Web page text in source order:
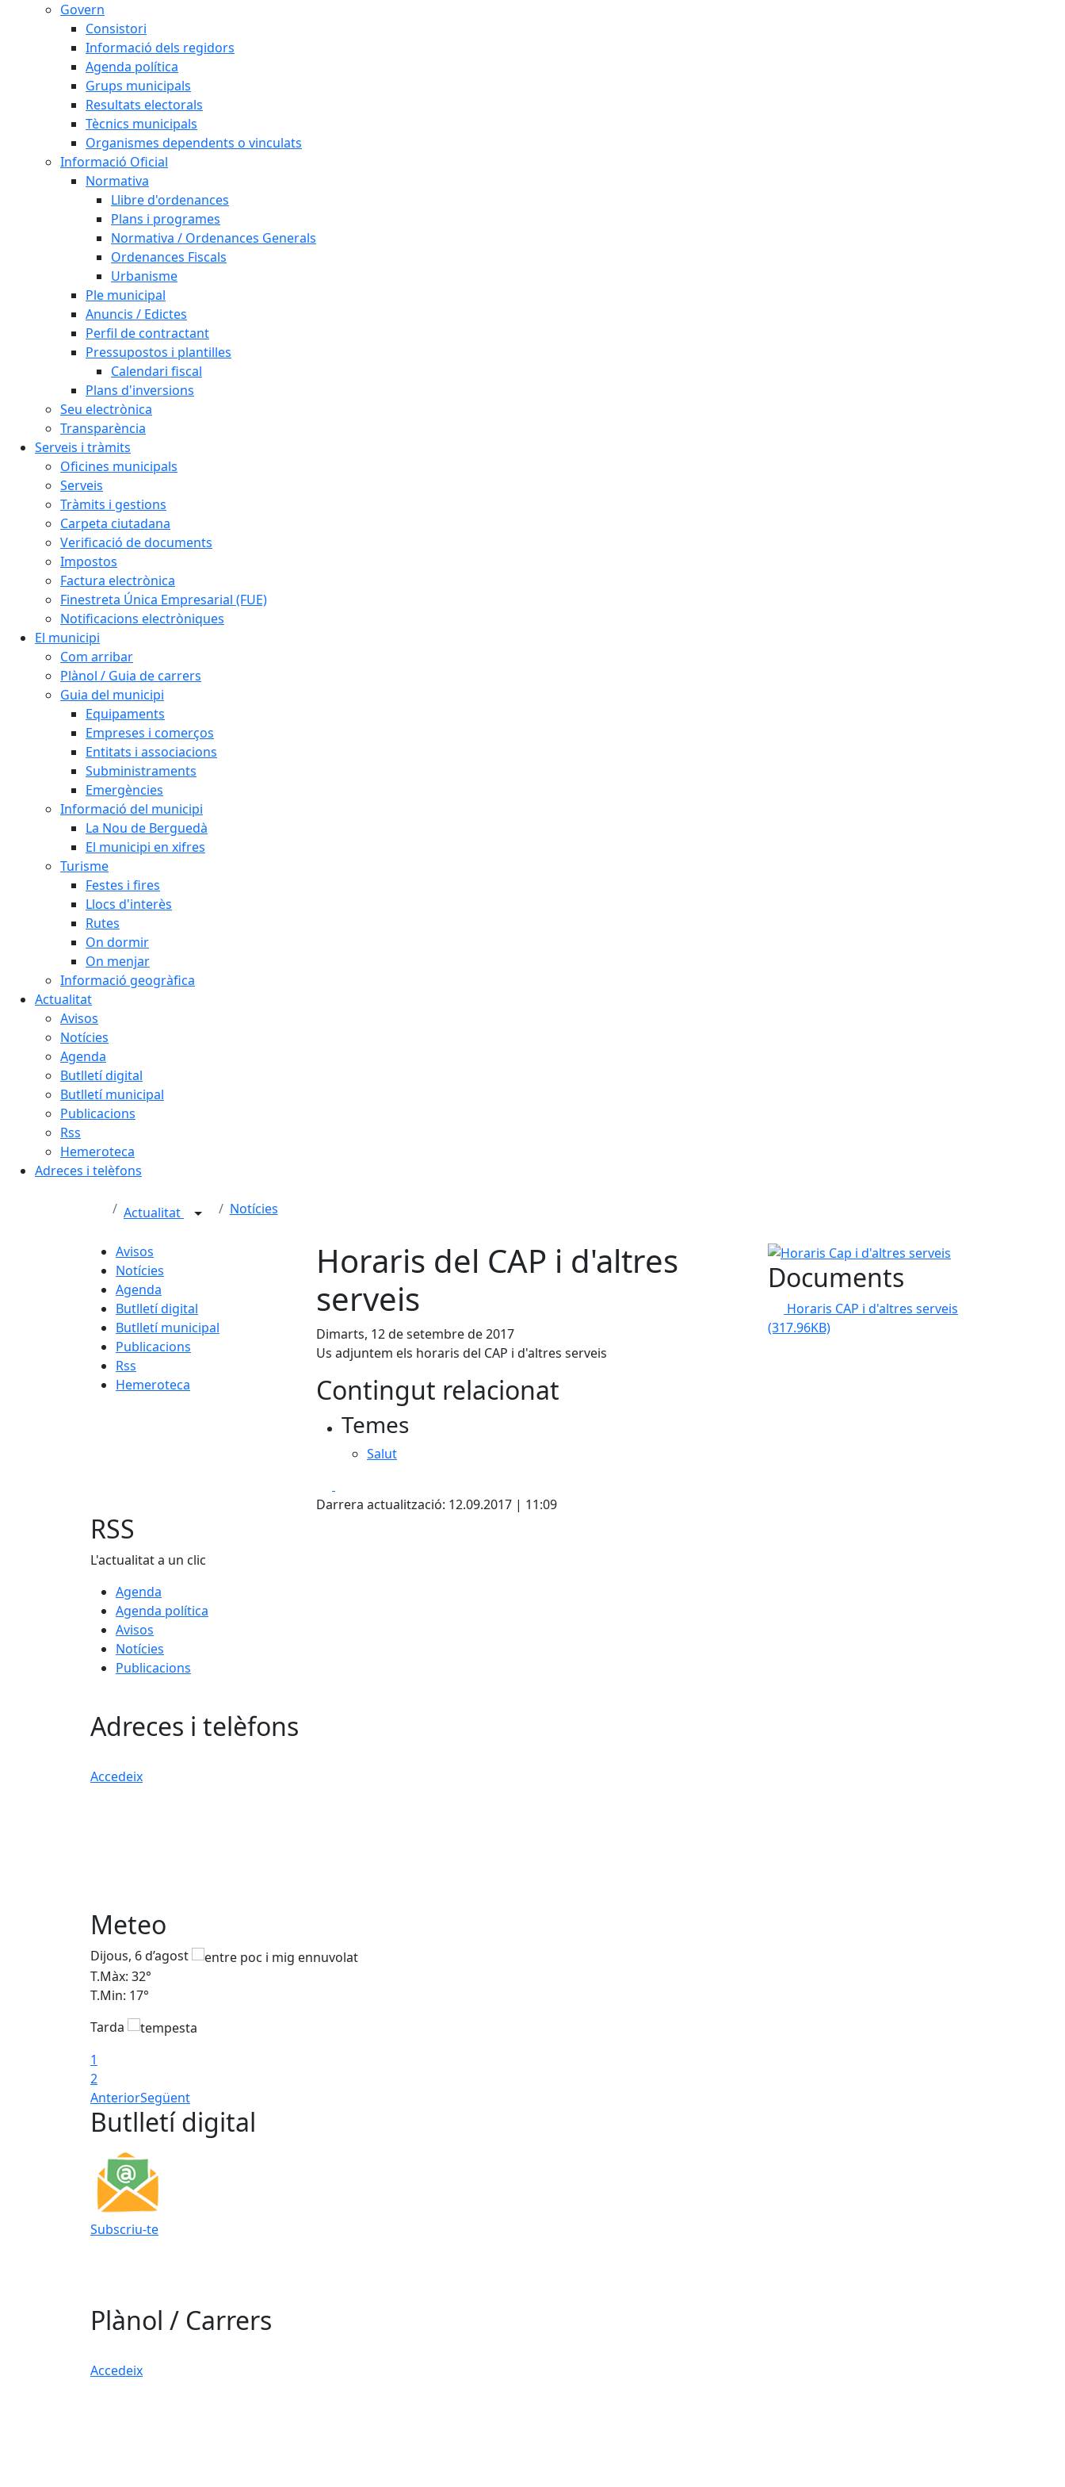
Govern
Consistori
Informació dels regidors
Agenda política
Grups municipals
Resultats electorals
Tècnics municipals
Organismes dependents o vinculats
Informació Oficial
Normativa
Llibre d'ordenances
Plans i programes
Normativa / Ordenances Generals
Ordenances Fiscals
Urbanisme
Ple municipal
Anuncis / Edictes
Perfil de contractant
Pressupostos i plantilles
Calendari fiscal
Plans d'inversions
Seu electrònica
Transparència
Serveis i tràmits
Oficines municipals
Serveis
Tràmits i gestions
Carpeta ciutadana
Verificació de documents
Impostos
Factura electrònica
Finestreta Única Empresarial (FUE)
Notificacions electròniques
El municipi
Com arribar
Plànol / Guia de carrers
Guia del municipi
Equipaments
Empreses i comerços
Entitats i associacions
Subministraments
Emergències
Informació del municipi
La Nou de Berguedà
El municipi en xifres
Turisme
Festes i fires
Llocs d'interès
Rutes
On dormir
On menjar
Informació geogràfica
Actualitat
Avisos
Notícies
Agenda
Butlletí digital
Butlletí municipal
Publicacions
Rss
Hemeroteca
Adreces i telèfons
Actualitat Notícies
Avisos
Notícies
Agenda
Butlletí digital
Butlletí municipal
Publicacions
Rss
Hemeroteca
Horaris del CAP i d'altres
serveis
Dimarts, 12 de setembre de 2017
Us adjuntem els horaris del CAP i d'altres serveis
Contingut relacionat
Temes
Salut
Darrera actualització: 12.09.2017 | 11:09
Horaris Cap i d'altres serveis
Documents
Horaris CAP i d'altres serveis
(317.96KB)
RSS
L'actualitat a un clic
Agenda
Agenda política
Avisos
Notícies
Publicacions
Adreces i telèfons
Accedeix
Meteo
Dijous, 6 d’agost
T.Màx: 32°
T.Min: 17°
Tarda
1
2
AnteriorSegüent
Butlletí digital
Subscriu-te
Plànol / Carrers
Accedeix